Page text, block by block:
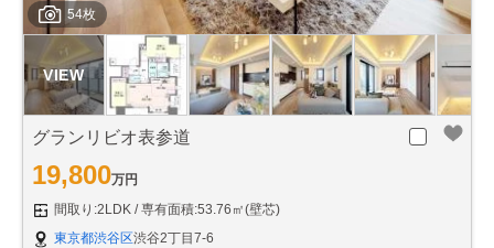
54枚
グランリビオ表参道
19,800万円
間取り:2LDK
専有面積:53.76㎡(壁芯)
東京都渋谷区渋谷2丁目7-6